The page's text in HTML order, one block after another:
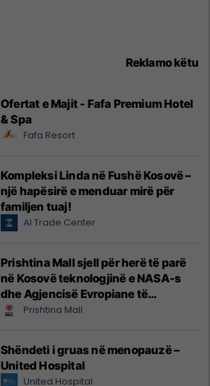
Reklamo këtu
Ofertat e Majit - Fafa Premium Hotel
& Spa
Fafa Resort
Kompleksi Linda në Fushë Kosovë –
një hapësirë e menduar mirë për
familjen tuaj!
Al Trade Center
Prishtina Mall sjell për herë të parë
në Kosovë teknologjinë e NASA-s
dhe Agjencisë Evropiane të
Hapësirës (ESA)
Prishtina Mall
Shëndeti i gruas në menopauzë –
United Hospital
United Hospital